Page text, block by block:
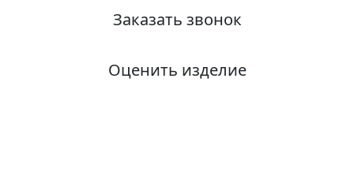
Заказать звонок
Оценить изделие